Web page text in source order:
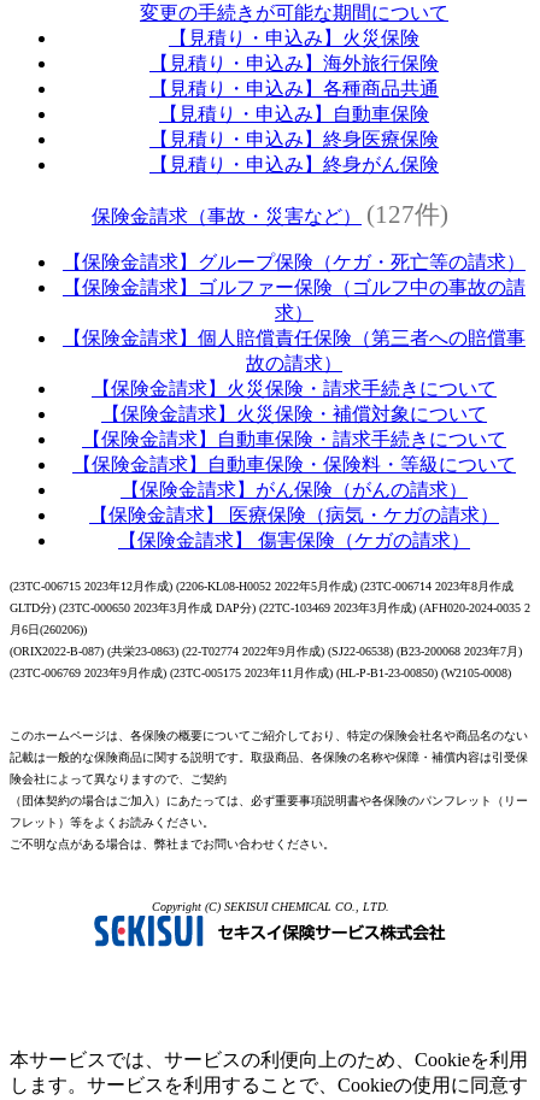
変更の手続きが可能な期間について
【見積り・申込み】火災保険
【見積り・申込み】海外旅行保険
【見積り・申込み】各種商品共通
【見積り・申込み】自動車保険
【見積り・申込み】終身医療保険
【見積り・申込み】終身がん保険
保険金請求（事故・災害など） (127件)
【保険金請求】グループ保険（ケガ・死亡等の請求）
【保険金請求】ゴルファー保険（ゴルフ中の事故の請
求）
【保険金請求】個人賠償責任保険（第三者への賠償事
故の請求）
【保険金請求】火災保険・請求手続きについて
【保険金請求】火災保険・補償対象について
【保険金請求】自動車保険・請求手続きについて
【保険金請求】自動車保険・保険料・等級について
【保険金請求】がん保険（がんの請求）
【保険金請求】 医療保険（病気・ケガの請求）
【保険金請求】 傷害保険（ケガの請求）
(23TC-006715 2023年12月作成) (2206-KL08-H0052 2022年5月作成) (23TC-006714 2023年8月作成
GLTD分) (23TC-000650 2023年3月作成 DAP分) (22TC-103469 2023年3月作成) (AFH020-2024-0035 2
月6日(260206))
(ORIX2022-B-087) (共栄23-0863) (22-T02774 2022年9月作成) (SJ22-06538) (B23-200068 2023年7月)
(23TC-006769 2023年9月作成) (23TC-005175 2023年11月作成) (HL-P-B1-23-00850) (W2105-0008)
このホームページは、各保険の概要についてご紹介しており、特定の保険会社名や商品名のない
記載は一般的な保険商品に関する説明です。取扱商品、各保険の名称や保障・補償内容は引受保
険会社によって異なりますので、ご契約
（団体契約の場合はご加入）にあたっては、必ず重要事項説明書や各保険のパンフレット（リー
フレット）等をよくお読みください。
ご不明な点がある場合は、弊社までお問い合わせください。
Copyright (C) SEKISUI CHEMICAL CO., LTD.
本サービスでは、サービスの利便向上のため、Cookieを利用
します。サービスを利用することで、Cookieの使用に同意す